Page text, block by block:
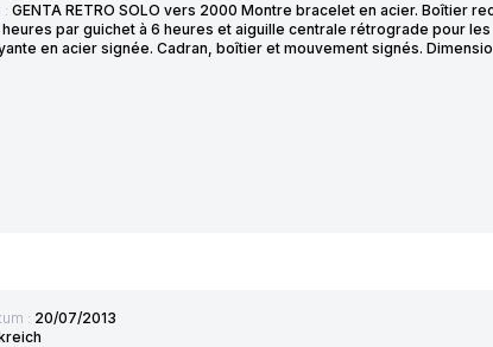
: GENTA RETRO SOLO vers 2000 Montre bracelet en acier. Boîtier
par guichet à 6 heures et aiguille centrale rétrograde pour
en acier signée. Cadran, boîtier et mouvement signés.
: 20/07/2013